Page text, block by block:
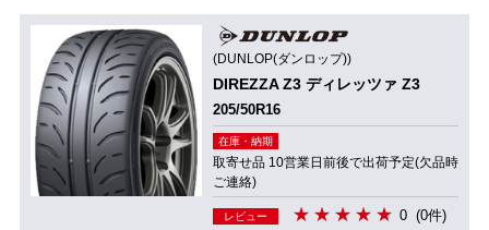
(DUNLOP(ダンロップ))
DIREZZA Z3 ディレッツァ Z3
205/50R16
在庫・納期
取寄せ品 10営業日前後で出荷予定(欠品時
ご連絡)
レビュー 0 (0件)